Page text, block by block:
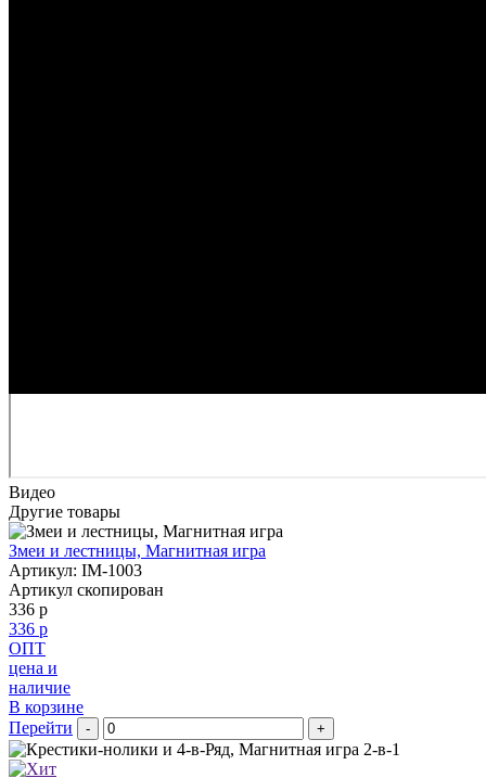
Видео
Другие товары
Змеи и лестницы, Магнитная игра
Артикул: IM-1003
Артикул скопирован
336 р
336 р
ОПТ
цена и
наличие
В корзине
Перейти
- +